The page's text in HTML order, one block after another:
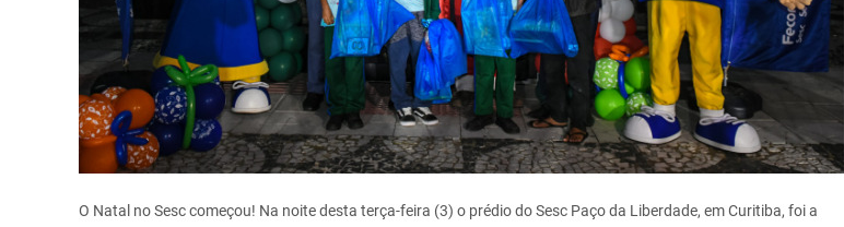
O Natal no Sesc começou! Na noite desta terça-feira (3) o prédio do Sesc Paço da Liberdade, em Curitiba, foi a